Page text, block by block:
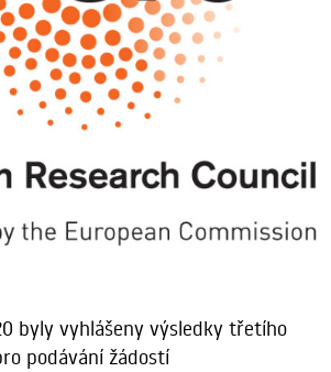
byly vyhlášeny výsledky třetího
podávání žádostí